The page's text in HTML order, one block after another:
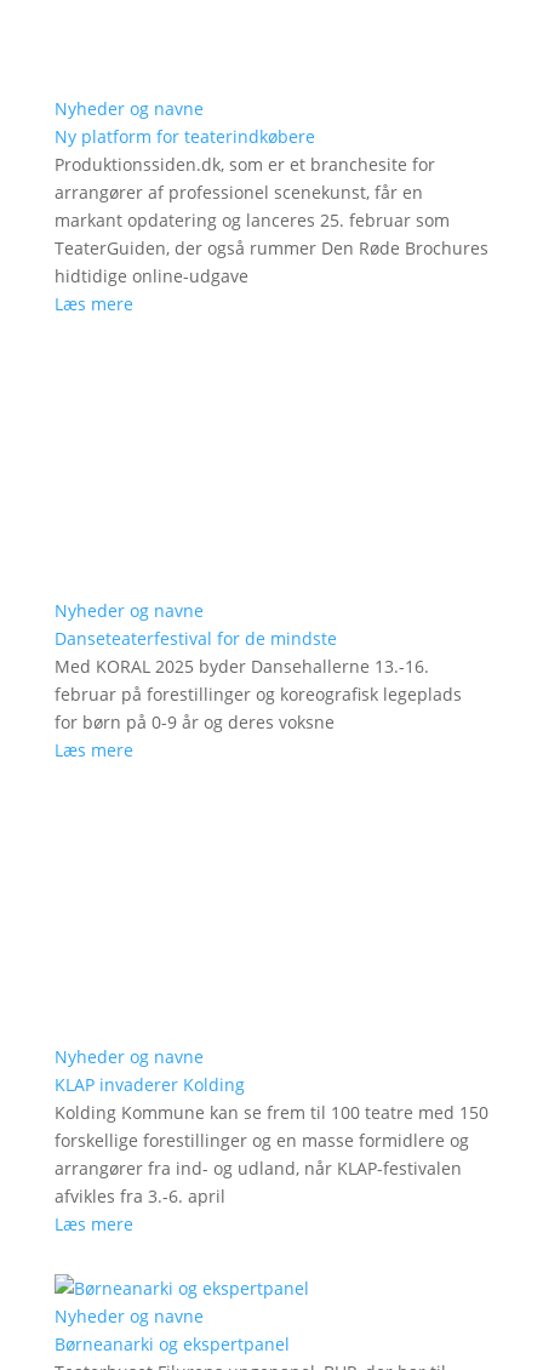
Nyheder og navne
Ny platform for teaterindkøbere
Produktionssiden.dk, som er et branchesite for
arrangører af professionel scenekunst, får en
markant opdatering og lanceres 25. februar som
TeaterGuiden, der også rummer Den Røde Brochures
hidtidige online-udgave
Læs mere
Nyheder og navne
Danseteaterfestival for de mindste
Med KORAL 2025 byder Dansehallerne 13.-16.
februar på forestillinger og koreografisk legeplads
for børn på 0-9 år og deres voksne
Læs mere
Nyheder og navne
KLAP invaderer Kolding
Kolding Kommune kan se frem til 100 teatre med 150
forskellige forestillinger og en masse formidlere og
arrangører fra ind- og udland, når KLAP-festivalen
afvikles fra 3.-6. april
Læs mere
Nyheder og navne
Børneanarki og ekspertpanel